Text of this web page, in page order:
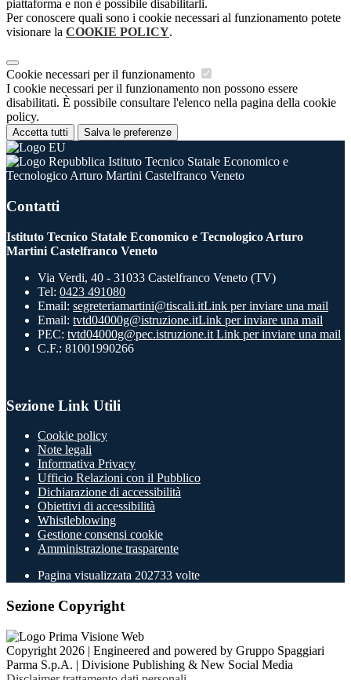
piattaforma e non è possibile disabilitarli.
Per conoscere quali sono i cookie necessari al funzionamento potete
visionare la COOKIE POLICY.
Cookie necessari per il funzionamento
I cookie necessari per il funzionamento non possono essere
disabilitati. È possibile consultare l'elenco nella pagina della cookie
policy.
Accetta tutti Salva le preferenze
Istituto Tecnico Statale Economico e
Tecnologico Arturo Martini Castelfranco Veneto
Contatti
Istituto Tecnico Statale Economico e Tecnologico Arturo
Martini Castelfranco Veneto
Via Verdi, 40 - 31033 Castelfranco Veneto (TV)
Tel: 0423 491080
Email: segreteriamartini@tiscali.itLink per inviare una mail
Email: tvtd04000g@istruzione.itLink per inviare una mail
PEC: tvtd04000g@pec.istruzione.it Link per inviare una mail
C.F.: 81001990266
Sezione Link Utili
Cookie policy
Note legali
Informativa Privacy
Ufficio Relazioni con il Pubblico
Dichiarazione di accessibilità
Obiettivi di accessibilità
Whistleblowing
Gestione consensi cookie
Amministrazione trasparente
Pagina visualizzata 202733 volte
Sezione Copyright
Copyright 2026 | Engineered and powered by Gruppo Spaggiari
Parma S.p.A. | Divisione Publishing & New Social Media